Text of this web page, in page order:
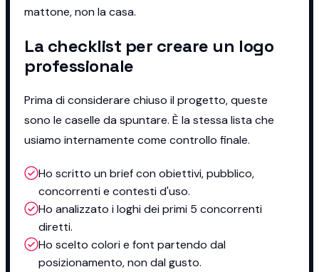
mattone, non la casa.
La checklist per creare un logo
professionale
Prima di considerare chiuso il progetto, queste
sono le caselle da spuntare. È la stessa lista che
usiamo internamente come controllo finale.
Ho scritto un brief con obiettivi, pubblico,
concorrenti e contesti d'uso.
Ho analizzato i loghi dei primi 5 concorrenti
diretti.
Ho scelto colori e font partendo dal
posizionamento, non dal gusto.